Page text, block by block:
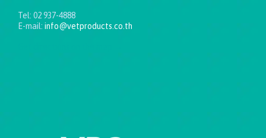
Tel: 02 937-4888
E-mail: info@vetproducts.co.th